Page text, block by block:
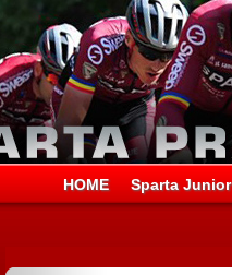
HOME Sparta Junior